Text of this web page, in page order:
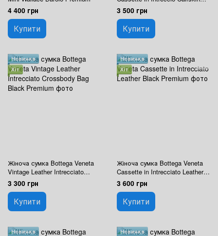
4 400 грн
Купити
Leather Black Premium
3 500 грн
Купити
Новинка
Хіт
Жіноча сумка Bottega Veneta
Vintage Leather Intrecciato
Crossbody Bag Black Premium
3 300 грн
Купити
Новинка
Хіт
Жіноча сумка Bottega Veneta
Cassette in Intrecciato Leather
Black Premium
3 600 грн
Купити
Новинка
Новинка